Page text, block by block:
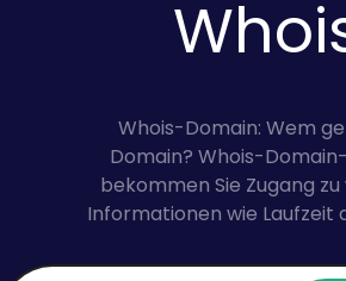
Whois-Domain: Wem
Domain? Whois-
bekommen Sie Zugang
Informationen wie Laufzeit